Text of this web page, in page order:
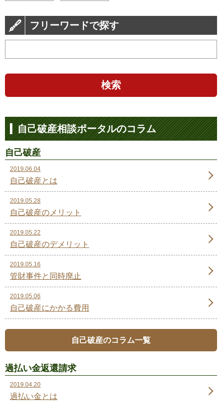
フリーワードで探す
検索
自己破産相談ポータルのコラム
自己破産
2019.06.04
自己破産とは
2019.05.28
自己破産のメリット
2019.05.22
自己破産のデメリット
2019.05.16
管財事件と同時廃止
2019.05.06
自己破産にかかる費用
自己破産のコラム一覧
過払い金返還請求
2019.04.20
過払い金とは